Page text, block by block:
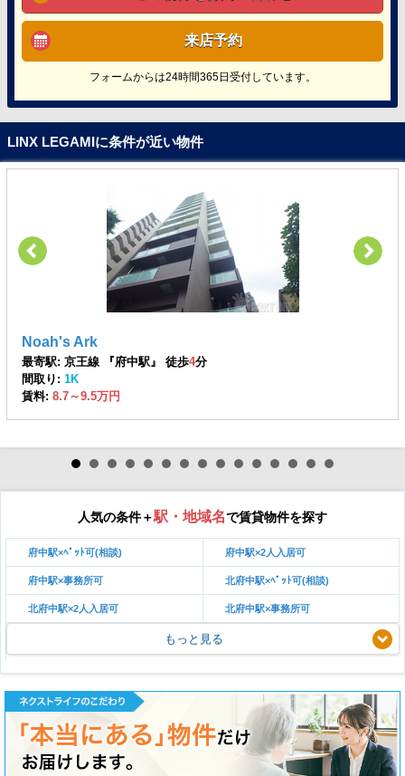
来店予約
フォームからは24時間365日受付しています。
LINX LEGAMIに条件が近い物件
Noah's Ark
最寄駅: 京王線 『府中駅』 徒歩4分
間取り: 1K
賃料: 8.7～9.5万円
人気の条件＋駅・地域名で賃貸物件を探す
府中駅×ﾍﾟｯﾄ可(相談) 府中駅×2人入居可
府中駅×事務所可 北府中駅×ﾍﾟｯﾄ可(相談)
北府中駅×2人入居可 北府中駅×事務所可
もっと見る